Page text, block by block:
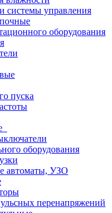
системы управления
оборудования
пуска
оборудования
автоматы, УЗО
перенапряжений